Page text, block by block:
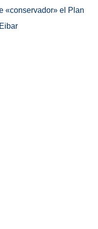
«conservador» el Plan